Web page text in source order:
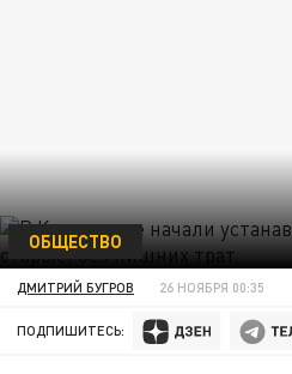
ОБЩЕСТВО
ДМИТРИЙ БУГРОВ 26 НОЯБРЯ 00:35
ПОДПИШИТЕСЬ: